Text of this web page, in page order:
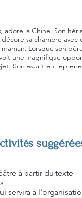
, adore la Chine. Son
sa chambre avec
Lorsque son
une magnifique
Son esprit
à partir du texte
servira à